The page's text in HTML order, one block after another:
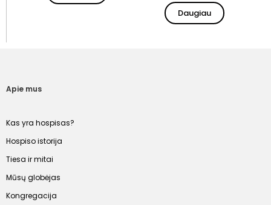
Daugiau
Apie mus
Kas yra hospisas?
Hospiso istorija
Tiesa ir mitai
Mūsų globėjas
Kongregacija